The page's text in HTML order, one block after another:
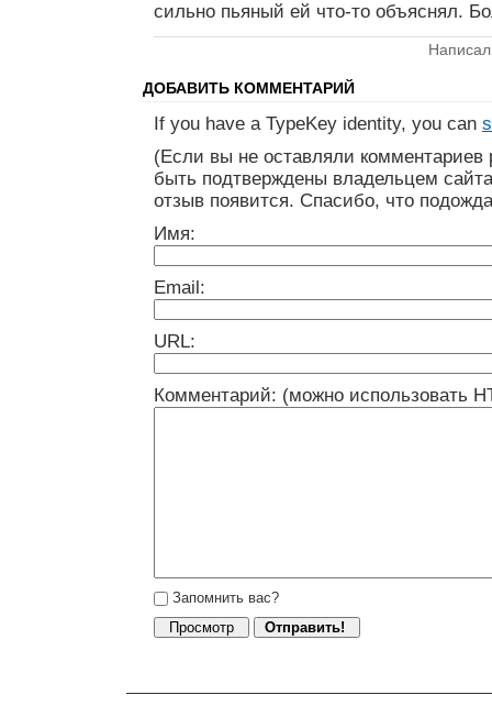
сильно пьяный ей что-то объяснял.
ДОБАВИТЬ КОММЕНТАРИЙ
If you have a TypeKey identity, you can
(Если вы не оставляли
быть подтверждены владельцем
отзыв появится. Спасибо, что
Имя:
Email:
URL:
Комментарий: (можно использовать
Запомнить вас?